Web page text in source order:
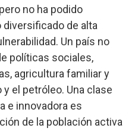
no ha podido
de alta
Un país no
políticas sociales,
agricultura familiar y
el petróleo. Una clase
e innovadora es
de la población activa